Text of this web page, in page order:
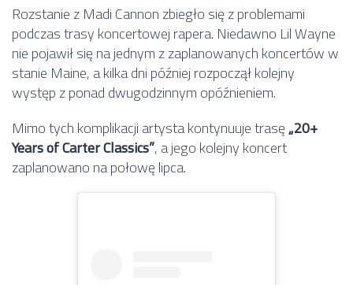
Rozstanie z Madi Cannon zbiegło się z problemami
podczas trasy koncertowej rapera. Niedawno Lil Wayne
nie pojawił się na jednym z zaplanowanych koncertów w
stanie Maine, a kilka dni później rozpoczął kolejny
występ z ponad dwugodzinnym opóźnieniem.
Mimo tych komplikacji artysta kontynuuje trasę„20+
Years of Carter Classics”, a jego kolejny koncert
zaplanowano na połowę lipca.